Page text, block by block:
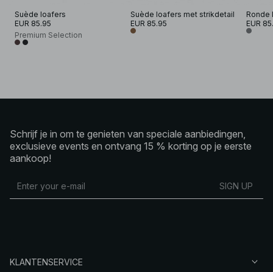
Suède loafers
EUR 85.95
Premium Selection
Suède loafers met strikdetail
EUR 85.95
Ronde
EUR
Schrijf je in om te genieten van speciale aanbiedingen,
exclusieve events en ontvang 15 % korting op je eerste
aankoop!
SIGN UP
KLANTENSERVICE